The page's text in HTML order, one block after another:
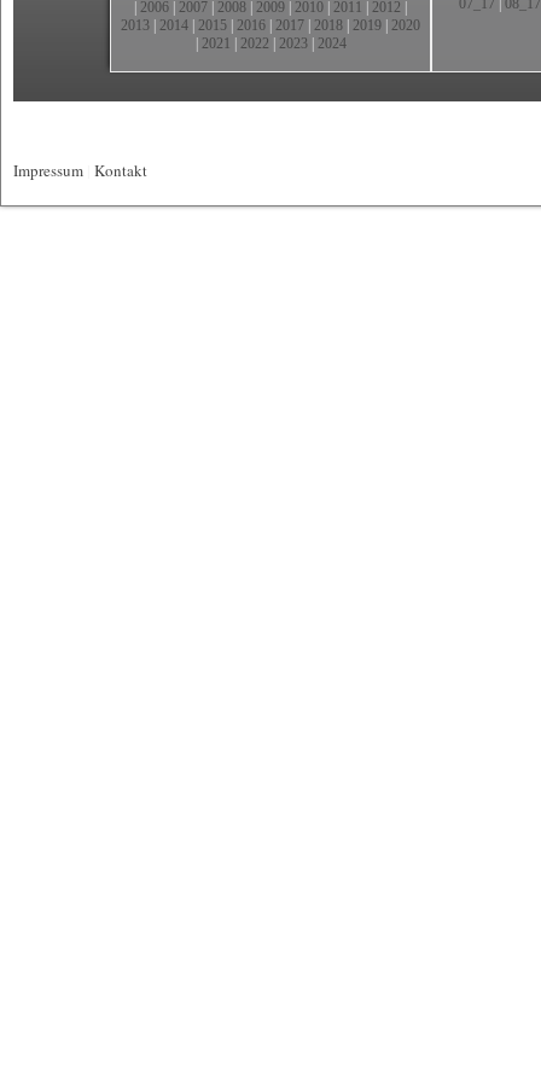
2006 2007 2008 2009 2010 2011 2012
2013 2014 2015 2016 2017 2018 2019 2020
2021 2022 2023| 2024
07_17 08_17
Impressum Kontakt